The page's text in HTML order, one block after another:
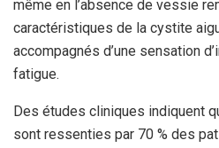
même en l’absence de vessie
caractéristiques de la cystite
accompagnés d’une sensation
fatigue.
Des études cliniques indiquent
sont ressenties par 70 % des